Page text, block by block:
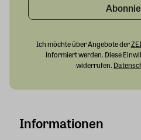
Informationen
Ich möchte über Angebote der
informiert werden. Diese
widerrufen.